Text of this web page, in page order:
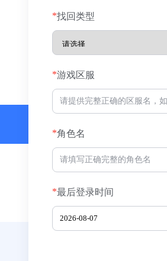
*找回类型
*游戏区服
*角色名
*最后登录时间